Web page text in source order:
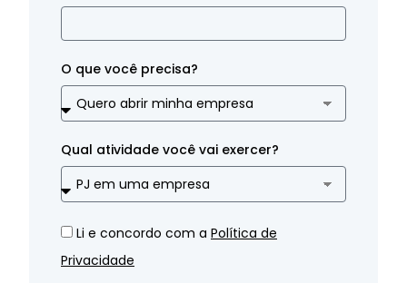
O que você precisa?
Qual atividade você vai exercer?
Li e concordo com a Política de
Privacidade